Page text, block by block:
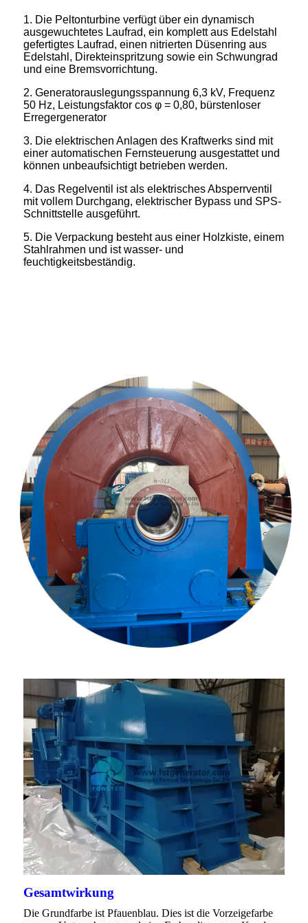
1. Die Peltonturbine verfügt über ein dynamisch
ausgewuchtetes Laufrad, ein komplett aus Edelstahl
gefertigtes Laufrad, einen nitrierten Düsenring aus
Edelstahl, Direkteinspritzung sowie ein Schwungrad
und eine Bremsvorrichtung.
2. Generatorauslegungsspannung 6,3 kV, Frequenz
50 Hz, Leistungsfaktor cos φ = 0,80, bürstenloser
Erregergenerator
3. Die elektrischen Anlagen des Kraftwerks sind mit
einer automatischen Fernsteuerung ausgestattet und
können unbeaufsichtigt betrieben werden.
4. Das Regelventil ist als elektrisches Absperrventil
mit vollem Durchgang, elektrischer Bypass und SPS-
Schnittstelle ausgeführt.
5. Die Verpackung besteht aus einer Holzkiste, einem
Stahlrahmen und ist wasser- und
feuchtigkeitsbeständig.
Gesamtwirkung
Die Grundfarbe ist Pfauenblau. Dies ist die Vorzeigefarbe